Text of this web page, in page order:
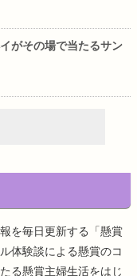
がその場で当たるサン
を毎日更新する「懸賞
体験談による懸賞のコ
る懸賞主婦生活をはじ